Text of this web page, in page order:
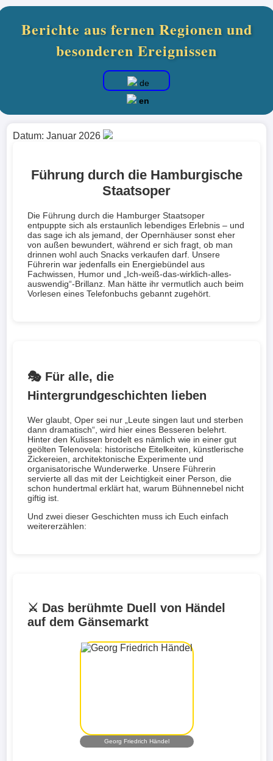
Berichte aus fernen Regionen und
besonderen Ereignissen
de
en
Datum: Januar 2026
Führung durch die Hamburgische
Staatsoper
Die Führung durch die Hamburger Staatsoper
entpuppte sich als erstaunlich lebendiges Erlebnis – und
das sage ich als jemand, der Opernhäuser sonst eher
von außen bewundert, während er sich fragt, ob man
drinnen wohl auch Snacks verkaufen darf. Unsere
Führerin war jedenfalls ein Energiebündel aus
Fachwissen, Humor und
Ich-weiß-das-wirklich-alles-
auswendig -Brillanz. Man hätte ihr vermutlich auch beim
Vorlesen eines Telefonbuchs gebannt zugehört.
🎭 Für alle, die
Hintergrundgeschichten lieben
Wer glaubt, Oper sei nur
Leute singen laut und sterben
dann dramatisch
, wird hier eines Besseren belehrt.
Hinter den Kulissen brodelt es nämlich wie in einer gut
geölten Telenovela: historische Eitelkeiten, künstlerische
Zickereien, architektonische Experimente und
organisatorische Wunderwerke. Unsere Führerin
servierte all das mit der Leichtigkeit einer Person, die
schon hundertmal erklärt hat, warum Bühnennebel nicht
giftig ist.
Und zwei dieser Geschichten muss ich Euch einfach
weitererzählen:
⚔️ Das berühmte Duell von Händel
auf dem Gänsemarkt
Georg Friedrich Händel